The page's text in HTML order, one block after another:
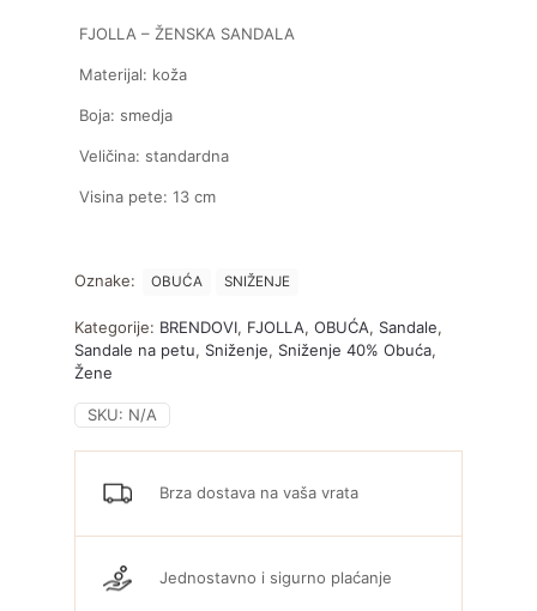
FJOLLA – ŽENSKA SANDALA
Materijal: koža
Boja: smedja
Veličina: standardna
Visina pete: 13 cm
Oznake: OBUĆA SNIŽENJE
Kategorije: BRENDOVI, FJOLLA,OBUĆA, Sandale,
Sandale na petu, Sniženje, Sniženje 40% Obuća,
Žene
SKU: N/A
Brza dostava na vaša vrata
Jednostavno i sigurno plaćanje